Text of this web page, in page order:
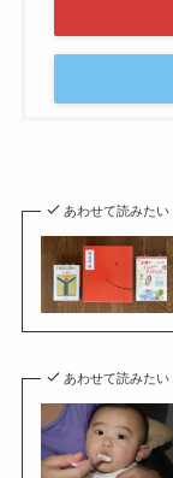
あわせて読みたい
あわせて読みたい